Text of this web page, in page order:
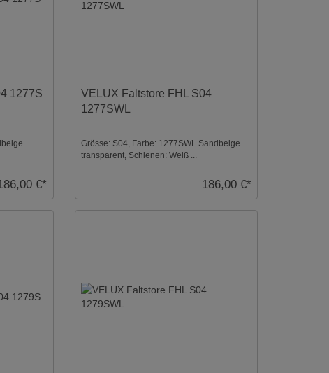
1277S
€*
VELUX Faltstore FHL S04
1277SWL
Grösse: S04, Farbe: 1277SWL Sandbeige
transparent, Schienen: Weiß ...
186,00 €*